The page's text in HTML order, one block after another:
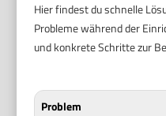
Hier findest du schnelle
Probleme während der
und konkrete Schritte zur
Problem